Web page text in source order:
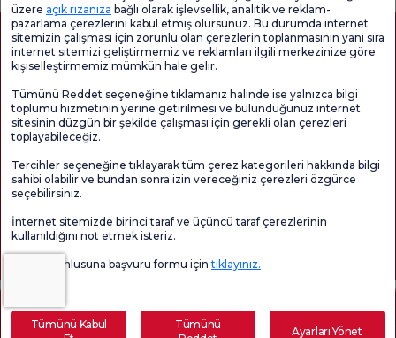
İçindekiler
Sayfa içeriği sadece bilgilendirme amaçlıdır. Tanı ve tedavi için mutlaka
doktorunuza başvurunuz.
@2026 Grup Florence Nightingale Hastaneleri
Editör: Uğurcan Durmuş - 0 549 455 55 46. - Güncelleme Tarihi: 09.08.2026
üzere açık rızanıza bağlı olarak işlevsellik, analitik ve reklam-
pazarlama çerezlerini kabul etmiş olursunuz. Bu durumda internet
sitemizin çalışması için zorunlu olan çerezlerin toplanmasının yanı sıra
internet sitemizi geliştirmemiz ve reklamları ilgili merkezinize göre
kişiselleştirmemiz mümkün hale gelir.
Tümünü Reddet seçeneğine tıklamanız halinde ise yalnızca bilgi
toplumu hizmetinin yerine getirilmesi ve bulunduğunuz internet
sitesinin düzgün bir şekilde çalışması için gerekli olan çerezleri
toplayabileceğiz.
Tercihler seçeneğine tıklayarak tüm çerez kategorileri hakkında bilgi
sahibi olabilir ve bundan sonra izin vereceğiniz çerezleri özgürce
seçebilirsiniz.
İnternet sitemizde birinci taraf ve üçüncü taraf çerezlerinin
kullanıldığını not etmek isteriz.
Veri sorumlusuna başvuru formu içintıklayınız.
Tümünü Kabul
Tümünü
Ayarları Yönet